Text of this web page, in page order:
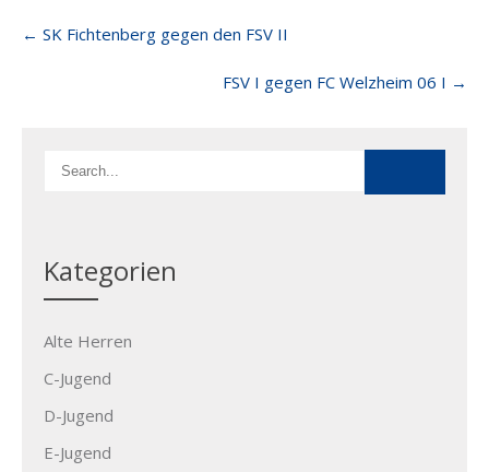
Post
navigation
← SK Fichtenberg gegen den FSV II
FSV I gegen FC Welzheim 06 I →
Kategorien
Alte Herren
C-Jugend
D-Jugend
E-Jugend